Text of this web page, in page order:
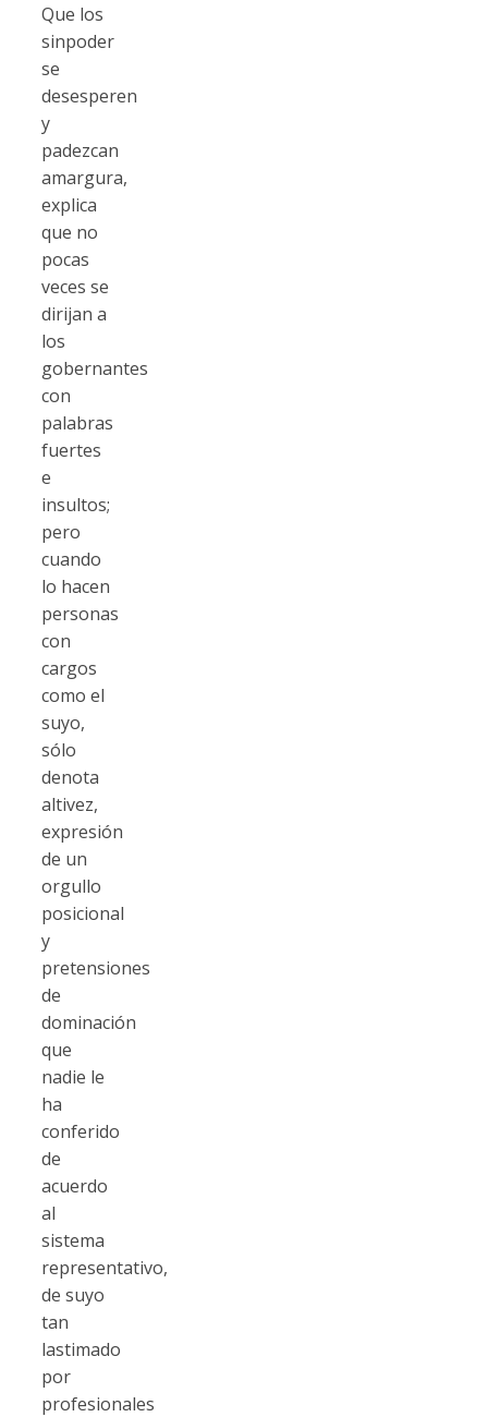
Que los
sinpoder
se
desesperen
y
padezcan
amargura,
explica
que no
pocas
veces se
dirijan a
los
gobernantes
con
palabras
fuertes
e
insultos;
pero
cuando
lo hacen
personas
con
cargos
como el
suyo,
sólo
denota
altivez,
expresión
de un
orgullo
posicional
y
pretensiones
de
dominación
que
nadie le
ha
conferido
de
acuerdo
al
sistema
representativo,
de suyo
tan
lastimado
por
profesionales